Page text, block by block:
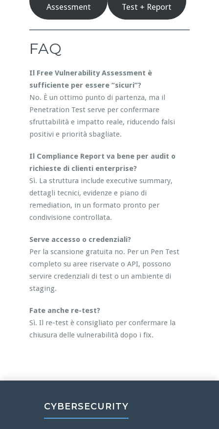
Assessment
Test + Report
FAQ
Il Free Vulnerability Assessment è
sufficiente per essere “sicuri”?
No. È un ottimo punto di partenza, ma il
Penetration Test serve per confermare
sfruttabilità e impatto reale, riducendo falsi
positivi e priorità sbagliate.
Il Compliance Report va bene per audit o
richieste di clienti enterprise?
Sì. La struttura include executive summary,
dettagli tecnici, evidenze e piano di
remediation, in un formato pronto per
condivisione controllata.
Serve accesso o credenziali?
Per la scansione gratuita no. Per un Pen Test
completo su aree riservate o API, possono
servire credenziali di test o un ambiente di
staging.
Fate anche re-test?
Sì. Il re-test è consigliato per confermare la
chiusura delle vulnerabilità dopo i fix.
CYBERSECURITY